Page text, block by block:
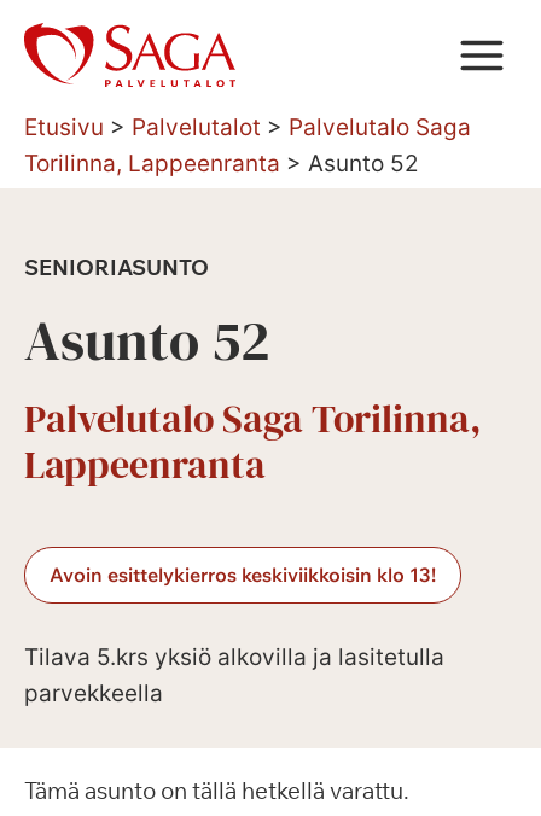
Siirry
sisältöön
Etusivu > Palvelutalot > Palvelutalo Saga
Torilinna, Lappeenranta > Asunto 52
SENIORIASUNTO
Asunto 52
Palvelutalo Saga Torilinna,
Lappeenranta
Avoin esittelykierros keskiviikkoisin klo 13!
Tilava 5.krs yksiö alkovilla ja lasitetulla
parvekkeella
Tämä asunto on tällä hetkellä varattu.